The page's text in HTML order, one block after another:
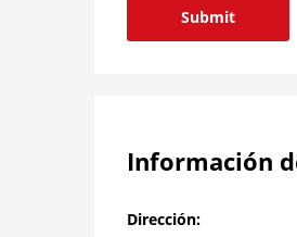
Información
Dirección: